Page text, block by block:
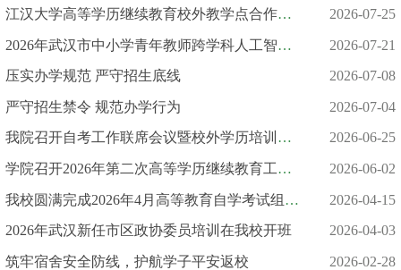
江汉大学高等学历继续教育校外教学点合作启动工作会顺利召开 2026-07-25
2026年武汉市中小学青年教师跨学科人工智能培训班圆满结业 2026-07-21
压实办学规范 严守招生底线 2026-07-08
严守招生禁令 规范办学行为 2026-07-04
我院召开自考工作联席会议暨校外学历培训信访突出问题专项整治会 2026-06-25
学院召开2026年第二次高等学历继续教育工作联席会议 2026-06-02
我校圆满完成2026年4月高等教育自学考试组考任务 2026-04-15
2026年武汉新任市区政协委员培训在我校开班 2026-04-03
筑牢宿舍安全防线，护航学子平安返校 2026-02-28